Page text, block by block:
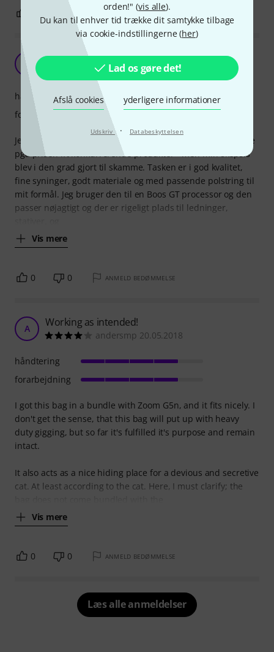
orden!" (vis alle).
Du kan til enhver tid trække dit samtykke tilbage
via cookie-indstillingerne (her)
Lad os gøre det!
Afslå cookies yderligere informationer
Udskriv · Databeskyttelsen
0 ANMELD BEDØMMELSE
Fed processortaske fra Thomann
Jerry N 19.05.2020
Jeg må tilstå jeg var lidt skeptisk da jeg bestilte denne taske
pga prisen ift konkurrerende produkter - men min skepsis
blev i den grad gjort til skamme. Tasken er i god kvalitet,
fine syninger, godt materiale og med passende polstring til
mit formål. Jeg bruger den til en Boos GT processor og den
passer nøjagtigt og der er rigeligt plads til ledninger,
Vis mere
håndtering
forarbejdning
0 0 ANMELD BEDØMMELSE
A Working as intended!
andersmp 20.05.2018
I got this bag in a bundle with Zoom G5n, and it fits nicely. I
don't get the sense, that this bag will put up with heavy
duty gigging, but so far it's fulfilled it's purpose and remain
intact.
It also acts as a nice hiding place for a devious and secretive
cat. At least according to the cat. Here, I must clarify; the
Vis mere
håndtering
forarbejdning
0 0 ANMELD BEDØMMELSE
Læs alle anmeldelser